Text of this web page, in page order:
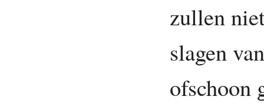
zullen
slagen
ofschoon